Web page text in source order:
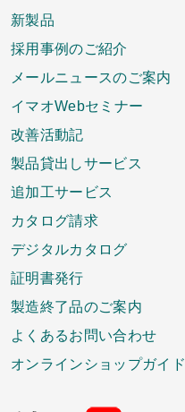
新製品
採用事例のご紹介
メールニュースのご案内
イマオWebセミナー
改善活動記
製品貸出しサービス
追加工サービス
カタログ請求
デジタルカタログ
証明書発行
製造終了品のご案内
よくあるお問い合わせ
オンラインショップガイド